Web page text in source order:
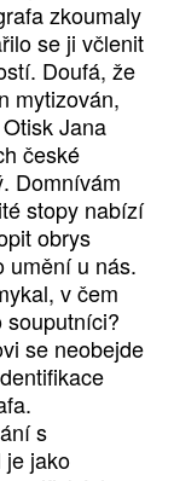
zkoumaly
se ji včlenit
Doufá, že
mytizován,
Jana
české
Domnívám
stopy nabízí
obrys
umění u nás.
v čem
souputníci?
se neobejde
s
je jako